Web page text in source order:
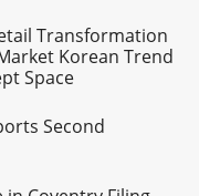
Transformation
Korean Trend
Space
Second